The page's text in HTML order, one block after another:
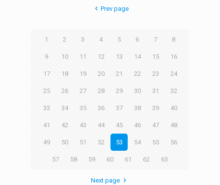
Prev page
1 2 3 4 5 6 7 8
9 10 11 12 13 14 15 16
17 18 19 20 21 22 23 24
25 26 27 28 29 30 31 32
33 34 35 36 37 38 39 40
41 42 43 44 45 46 47 48
49 50 51 52 53 54 55 56
57 58 59 60 61 62 63
Next page